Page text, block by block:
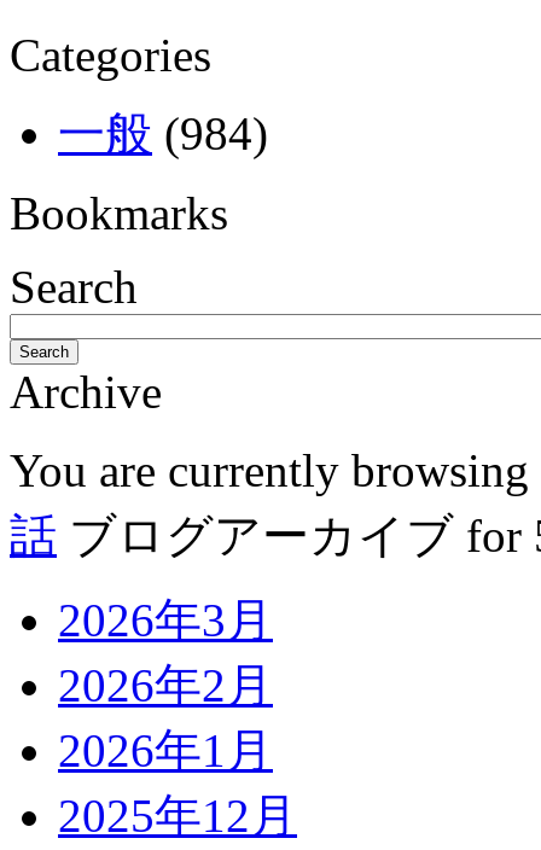
Categories
一般 (984)
Bookmarks
Search
Search
Archive
You are currently
話 ブログアーカイブ for
2026年3月
2026年2月
2026年1月
2025年12月